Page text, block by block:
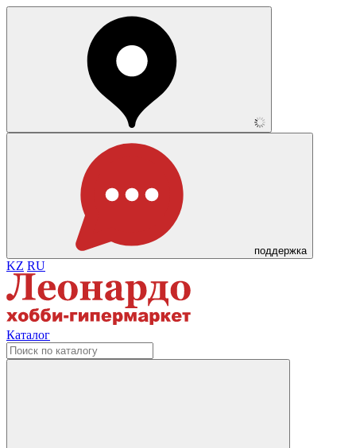
поддержка
KZ RU
Каталог